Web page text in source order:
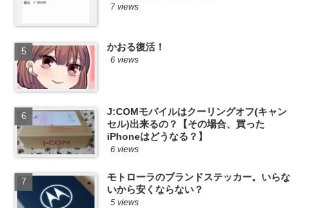
7 views
かおる復活！
6 views
J:COMモバイルはクーリングオフ(キャン
セル)出来るの？【その場合、買った
iPhoneはどうなる？】
6 views
モトローラのブランドステッカー。いらな
いから安くならない？
5 views